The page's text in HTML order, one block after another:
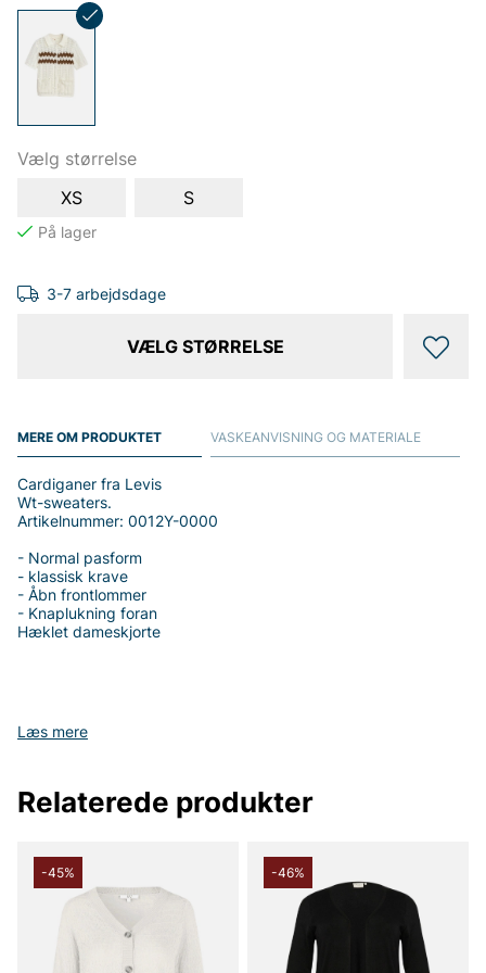
Vælg størrelse
XS
S
3-7 arbejdsdage
VÆLG STØRRELSE
MERE OM PRODUKTET
Læs mere
Cardiganer fra Levis
Wt-sweaters.
Artikelnummer: 0012Y-0000
- Normal pasform
- klassisk krave
- Åbn frontlommer
- Knaplukning foran
Hæklet dameskjorte
Tak fordi du handler i vores webshop. Besøg også vores butik i
Vingåker.
VASKEANVISNING OG MATERIALE
Relaterede produkter
-45% -46%